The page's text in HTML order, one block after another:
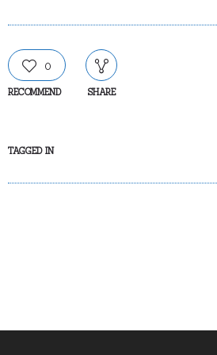
0
RECOMMEND SHARE
TAGGED IN